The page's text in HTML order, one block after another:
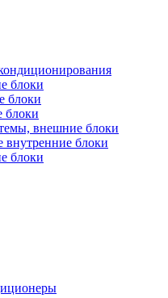
блоки
блоки
блоки
внешние блоки
блоки
блоки